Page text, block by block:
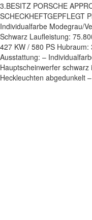
3.BESITZ PORSCHE
SCHECKHEFTGEPFLEGT
Individualfarbe Modegrau/
Schwarz Laufleistung:
427 KW / 580 PS
Ausstattung: –
Hauptscheinwerfer
Heckleuchten abgedunkelt